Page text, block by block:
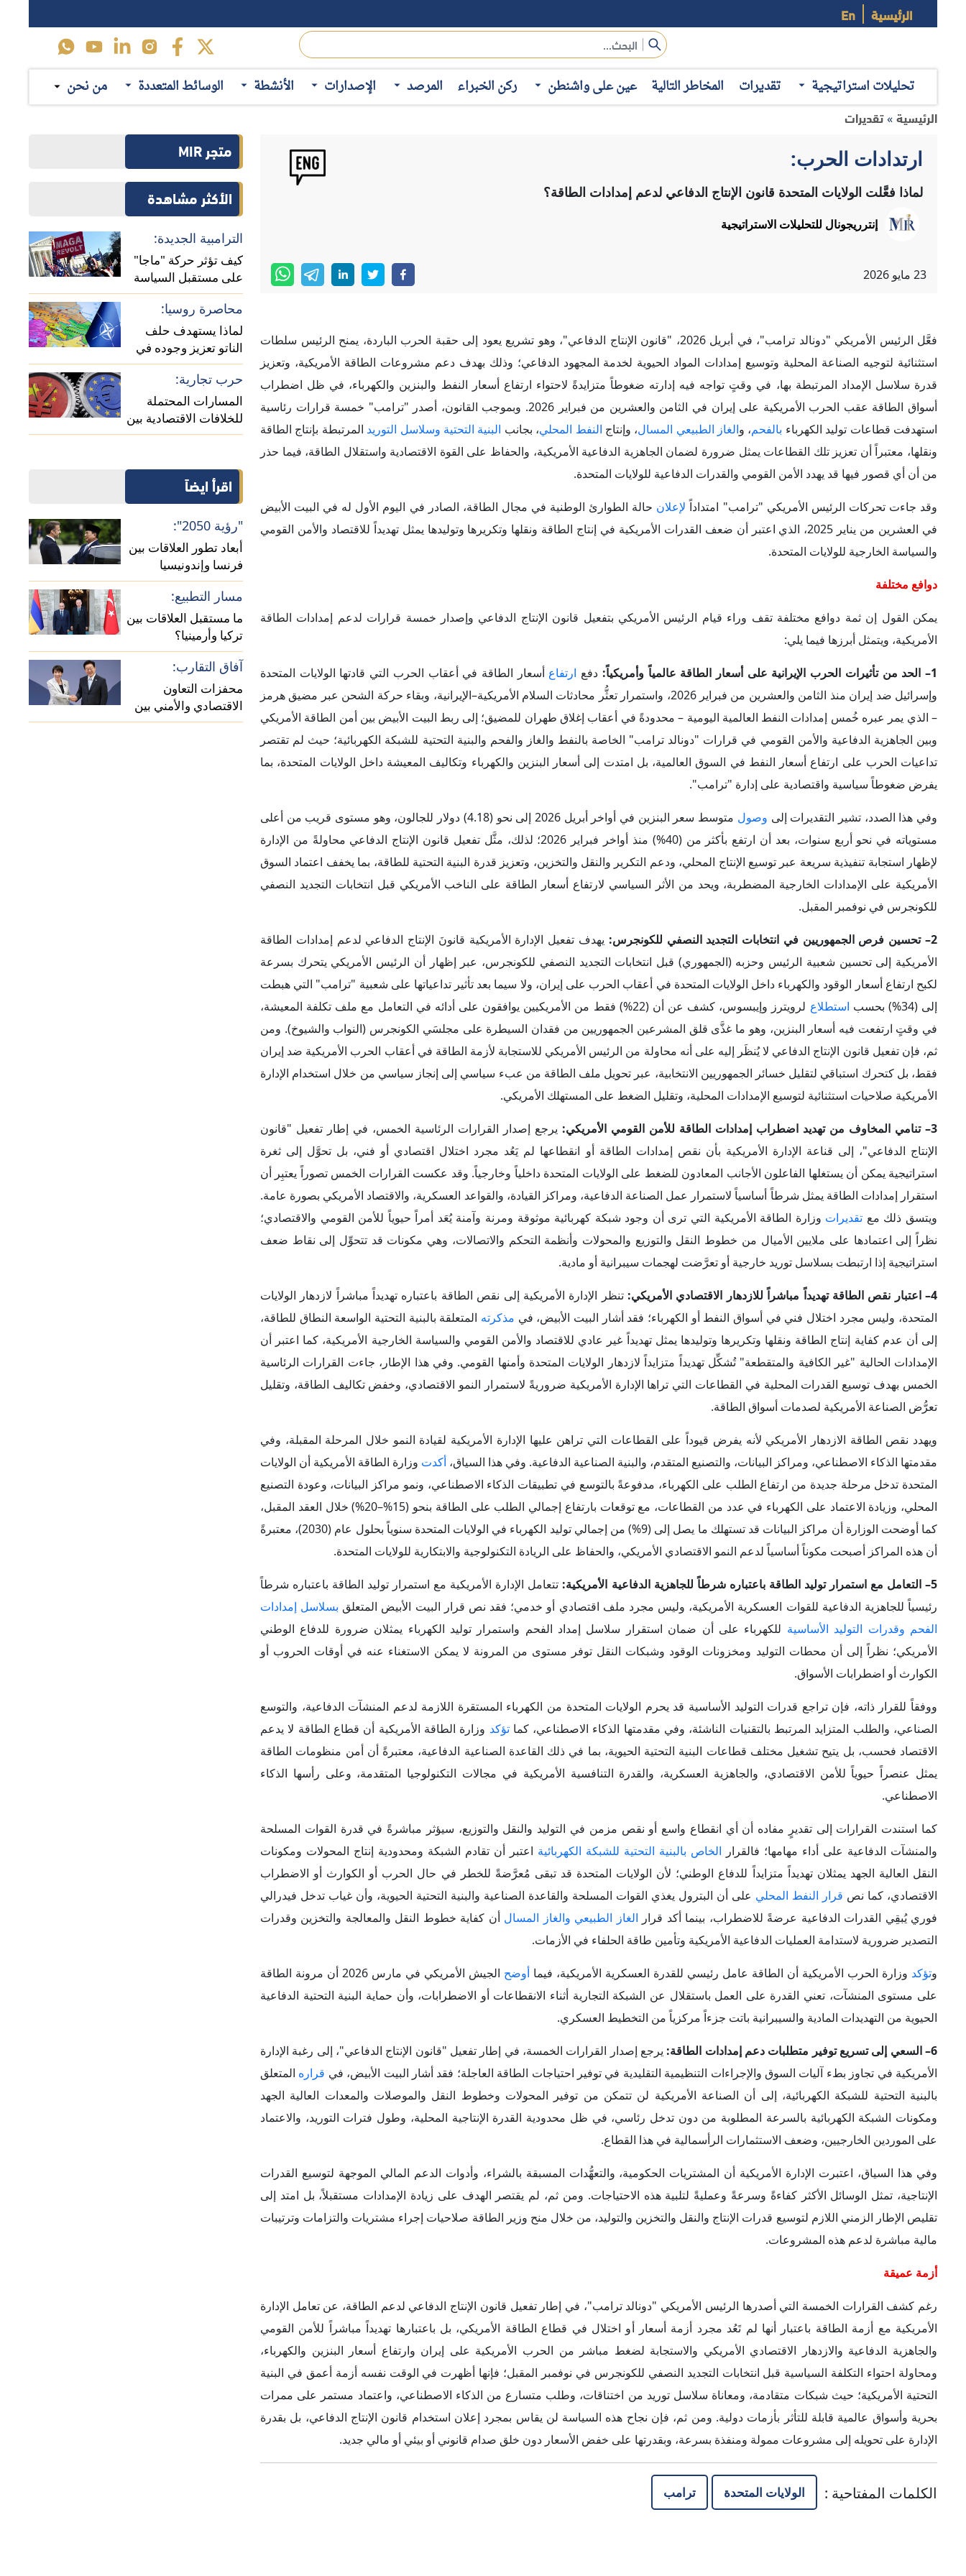
الرئيسية En
تحليلات استراتيجية تقديرات المخاطر التالية عين على واشنطن ركن الخبراء المرصد الإصدارات الأنشطة الوسائط المتعددة من نحن
الرئيسية » تقديرات
ارتدادات الحرب:
لماذا فعَّلت الولايات المتحدة قانون الإنتاج الدفاعي لدعم إمدادات الطاقة؟
إنترريجونال للتحليلات الاستراتيجية
23 مايو 2026
فعَّل الرئيس الأمريكي "دونالد ترامب"، في أبريل 2026، "قانون الإنتاج الدفاعي"، وهو تشريع يعود إلى حقبة الحرب الباردة، يمنح الرئيس سلطات
استثنائية لتوجيه الصناعة المحلية وتوسيع إمدادات المواد الحيوية لخدمة المجهود الدفاعي؛ وذلك بهدف دعم مشروعات الطاقة الأمريكية، وتعزيز
قدرة سلاسل الإمداد المرتبطة بها، في وقتٍ تواجه فيه إدارته ضغوطاً متزايدةً لاحتواء ارتفاع أسعار النفط والبنزين والكهرباء، في ظل اضطراب
أسواق الطاقة عقب الحرب الأمريكية على إيران في الثامن والعشرين من فبراير 2026. وبموجب القانون، أصدر "ترامب" خمسة قرارات رئاسية
استهدفت قطاعات توليد الكهرباء بالفحم، والغاز الطبيعي المسال، وإنتاج النفط المحلي، بجانب البنية التحتية وسلاسل التوريد المرتبطة بإنتاج الطاقة
ونقلها، معتبراً أن تعزيز تلك القطاعات يمثل ضرورة لضمان الجاهزية الدفاعية الأمريكية، والحفاظ على القوة الاقتصادية واستقلال الطاقة، فيما حذر
من أن أي قصور فيها قد يهدد الأمن القومي والقدرات الدفاعية للولايات المتحدة.
وقد جاءت تحركات الرئيس الأمريكي "ترامب" امتداداً لإعلان حالة الطوارئ الوطنية في مجال الطاقة، الصادر في اليوم الأول له في البيت الأبيض
في العشرين من يناير 2025، الذي اعتبر أن ضعف القدرات الأمريكية في إنتاج الطاقة ونقلها وتكريرها وتوليدها يمثل تهديداً للاقتصاد والأمن القومي
والسياسة الخارجية للولايات المتحدة.
دوافع مختلفة
يمكن القول إن ثمة دوافع مختلفة تقف وراء قيام الرئيس الأمريكي بتفعيل قانون الإنتاج الدفاعي وإصدار خمسة قرارات لدعم إمدادات الطاقة
الأمريكية، ويتمثل أبرزها فيما يلي:
1– الحد من تأثيرات الحرب الإيرانية على أسعار الطاقة عالمياً وأمريكياً: دفع ارتفاع أسعار الطاقة في أعقاب الحرب التي قادتها الولايات المتحدة
وإسرائيل ضد إيران منذ الثامن والعشرين من فبراير 2026، واستمرار تعثُّر محادثات السلام الأمريكية–الإيرانية، وبقاء حركة الشحن عبر مضيق هرمز
– الذي يمر عبره خُمس إمدادات النفط العالمية اليومية – محدودةً في أعقاب إغلاق طهران للمضيق؛ إلى ربط البيت الأبيض بين أمن الطاقة الأمريكي
وبين الجاهزية الدفاعية والأمن القومي في قرارات "دونالد ترامب" الخاصة بالنفط والغاز والفحم والبنية التحتية للشبكة الكهربائية؛ حيث لم تقتصر
تداعيات الحرب على ارتفاع أسعار النفط في السوق العالمية، بل امتدت إلى أسعار البنزين والكهرباء وتكاليف المعيشة داخل الولايات المتحدة، بما
يفرض ضغوطاً سياسية واقتصادية على إدارة "ترامب".
وفي هذا الصدد، تشير التقديرات إلى وصول
متوسط سعر البنزين في أواخر أبريل 2026 إلى نحو (4.18) دولار للجالون، وهو مستوى قريب من أعلى
مستوياته في نحو أربع سنوات، بعد أن ارتفع بأكثر من (40%) منذ أواخر فبراير 2026؛ لذلك، مثَّل تفعيل قانون الإنتاج الدفاعي محاولةً من الإدارة
لإظهار استجابة تنفيذية سريعة عبر توسيع الإنتاج المحلي، ودعم التكرير والنقل والتخزين، وتعزيز قدرة البنية التحتية للطاقة، بما يخفف اعتماد السوق
الأمريكية على الإمدادات الخارجية المضطربة، ويحد من الأثر السياسي لارتفاع أسعار الطاقة على الناخب الأمريكي قبل انتخابات التجديد النصفي
للكونجرس في نوفمبر المقبل.
2– تحسين فرص الجمهوريين في انتخابات التجديد النصفي للكونجرس:
يهدف تفعيل الإدارة الأمريكية قانونَ الإنتاج الدفاعي لدعم إمدادات الطاقة
الأمريكية إلى تحسين شعبية الرئيس وحزبه (الجمهوري) قبل انتخابات التجديد النصفي للكونجرس، عبر إظهار أن الرئيس الأمريكي يتحرك بسرعة
لكبح ارتفاع أسعار الوقود والكهرباء داخل الولايات المتحدة في أعقاب الحرب على إيران، ولا سيما بعد تأثير تداعياتها على شعبية "ترامب" التي هبطت
إلى (34%) بحسب
استطلاع
لرويترز وإيبسوس، كشف عن أن (22%) فقط من الأمريكيين يوافقون على أدائه في التعامل مع ملف تكلفة المعيشة،
في وقتٍ ارتفعت فيه أسعار البنزين، وهو ما غذَّى قلق المشرعين الجمهوريين من فقدان السيطرة على مجلسَي الكونجرس (النواب والشيوخ). ومن
ثم، فإن تفعيل قانون الإنتاج الدفاعي لا يُنظَر إليه على أنه محاولة من الرئيس الأمريكي للاستجابة لأزمة الطاقة في أعقاب الحرب الأمريكية ضد إيران
فقط، بل كتحرك استباقي لتقليل خسائر الجمهوريين الانتخابية، عبر تحويل ملف الطاقة من عبء سياسي إلى إنجاز سياسي من خلال استخدام الإدارة
الأمريكية صلاحيات استثنائية لتوسيع الإمدادات المحلية، وتقليل الضغط على المستهلك الأمريكي.
3– تنامي المخاوف من تهديد اضطراب إمدادات الطاقة للأمن القومي الأمريكي:
يرجع إصدار القرارات الرئاسية الخمس، في إطار تفعيل "قانون
الإنتاج الدفاعي"، إلى قناعة الإدارة الأمريكية بأن نقص إمدادات الطاقة أو انقطاعها لم يَعُد مجرد اختلال اقتصادي أو فني، بل تحوَّل إلى ثغرة
استراتيجية يمكن أن يستغلها الفاعلون الأجانب المعادون للضغط على الولايات المتحدة داخلياً وخارجياً. وقد عكست القرارات الخمس تصوراً يعتبِر أن
استقرار إمدادات الطاقة يمثل شرطاً أساسياً لاستمرار عمل الصناعة الدفاعية، ومراكز القيادة، والقواعد العسكرية، والاقتصاد الأمريكي بصورة عامة.
ويتسق ذلك مع تقديرات وزارة الطاقة الأمريكية التي ترى أن وجود شبكة كهربائية موثوقة ومرنة وآمنة يُعَد أمراً حيوياً للأمن القومي والاقتصادي؛
نظراً إلى اعتمادها على ملايين الأميال من خطوط النقل والتوزيع والمحولات وأنظمة التحكم والاتصالات، وهي مكونات قد تتحوِّل إلى نقاط ضعف
استراتيجية إذا ارتبطت بسلاسل توريد خارجية أو تعرَّضت لهجمات سيبرانية أو مادية.
4– اعتبار نقص الطاقة تهديداً مباشراً للازدهار الاقتصادي الأمريكي:
تنظر الإدارة الأمريكية إلى نقص الطاقة باعتباره تهديداً مباشراً لازدهار الولايات
المتحدة، وليس مجرد اختلال فني في أسواق النفط أو الكهرباء؛ فقد أشار البيت الأبيض، في مذكرته المتعلقة بالبنية التحتية الواسعة النطاق للطاقة،
إلى أن عدم كفاية إنتاج الطاقة ونقلها وتكريرها وتوليدها يمثل تهديداً غير عادي للاقتصاد والأمن القومي والسياسة الخارجية الأمريكية، كما اعتبر أن
الإمدادات الحالية "غير الكافية والمتقطعة" تُشكِّل تهديداً متزايداً لازدهار الولايات المتحدة وأمنها القومي. وفي هذا الإطار، جاءت القرارات الرئاسية
الخمس بهدف توسيع القدرات المحلية في القطاعات التي تراها الإدارة الأمريكية ضروريةً لاستمرار النمو الاقتصادي، وخفض تكاليف الطاقة، وتقليل
تعرُّض الصناعة الأمريكية لصدمات أسواق الطاقة.
ويهدد نقص الطاقة الازدهار الأمريكي لأنه يفرض قيوداً على القطاعات التي تراهن عليها الإدارة الأمريكية لقيادة النمو خلال المرحلة المقبلة، وفي
مقدمتها الذكاء الاصطناعي، ومراكز البيانات، والتصنيع المتقدم، والبنية الصناعية الدفاعية. وفي هذا السياق، أكدت وزارة الطاقة الأمريكية أن الولايات
المتحدة تدخل مرحلة جديدة من ارتفاع الطلب على الكهرباء، مدفوعةً بالتوسع في تطبيقات الذكاء الاصطناعي، ونمو مراكز البيانات، وعودة التصنيع
المحلي، وزيادة الاعتماد على الكهرباء في عدد من القطاعات، مع توقعات بارتفاع إجمالي الطلب على الطاقة بنحو (15%–20%) خلال العقد المقبل،
كما أوضحت الوزارة أن مراكز البيانات قد تستهلك ما يصل إلى (9%) من إجمالي توليد الكهرباء في الولايات المتحدة سنوياً بحلول عام (2030)، معتبرةً
أن هذه المراكز أصبحت مكوناً أساسياً لدعم النمو الاقتصادي الأمريكي، والحفاظ على الريادة التكنولوجية والابتكارية للولايات المتحدة.
5– التعامل مع استمرار توليد الطاقة باعتباره شرطاً للجاهزية الدفاعية الأمريكية:
تتعامل الإدارة الأمريكية مع استمرار توليد الطاقة باعتباره شرطاً
رئيسياً للجاهزية الدفاعية للقوات العسكرية الأمريكية، وليس مجرد ملف اقتصادي أو خدمي؛ فقد نص قرار البيت الأبيض المتعلق بسلاسل إمدادات
الفحم وقدرات التوليد الأساسية للكهرباء على أن ضمان استقرار سلاسل إمداد الفحم واستمرار توليد الكهرباء يمثلان ضرورة للدفاع الوطني
الأمريكي؛ نظراً إلى أن محطات التوليد ومخزونات الوقود وشبكات النقل توفر مستوى من المرونة لا يمكن الاستغناء عنه في أوقات الحروب أو
الكوارث أو اضطرابات الأسواق.
ووفقاً للقرار ذاته، فإن تراجع قدرات التوليد الأساسية قد يحرم الولايات المتحدة من الكهرباء المستقرة اللازمة لدعم المنشآت الدفاعية، والتوسع
الصناعي، والطلب المتزايد المرتبط بالتقنيات الناشئة، وفي مقدمتها الذكاء الاصطناعي، كماتؤكد وزارة الطاقة الأمريكية أن قطاع الطاقة لا يدعم
الاقتصاد فحسب، بل يتيح تشغيل مختلف قطاعات البنية التحتية الحيوية، بما في ذلك القاعدة الصناعية الدفاعية، معتبرةً أن أمن منظومات الطاقة
يمثل عنصراً حيوياً للأمن الاقتصادي، والجاهزية العسكرية، والقدرة التنافسية الأمريكية في مجالات التكنولوجيا المتقدمة، وعلى رأسها الذكاء
الاصطناعي.
كما استندت القرارات إلى تقديرٍ مفاده أن أي انقطاع واسع أو نقص مزمن في التوليد والنقل والتوزيع، سيؤثر مباشرةً في قدرة القوات المسلحة
والمنشآت الدفاعية على أداء مهامها؛ فالقرار الخاص بالبنية التحتية للشبكة الكهربائية اعتبر أن تقادم الشبكة ومحدودية إنتاج المحولات ومكونات
النقل العالية الجهد يمثلان تهديداً متزايداً للدفاع الوطني؛ لأن الولايات المتحدة قد تبقى مُعرَّضةً للخطر في حال الحرب أو الكوارث أو الاضطراب
الاقتصادي، كما نص قرار النفط المحلي على أن البترول يغذي القوات المسلحة والقاعدة الصناعية والبنية التحتية الحيوية، وأن غياب تدخل فيدرالي
فوري يُبقِي القدرات الدفاعية عرضةً للاضطراب، بينما أكد قرار الغاز الطبيعي والغاز المسال أن كفاية خطوط النقل والمعالجة والتخزين وقدرات
التصدير ضرورية لاستدامة العمليات الدفاعية الأمريكية وتأمين طاقة الحلفاء في الأزمات.
وتؤكد وزارة الحرب الأمريكية أن الطاقة عامل رئيسي للقدرة العسكرية الأمريكية، فيما أوضح
الجيش الأمريكي في مارس 2026 أن مرونة الطاقة
على مستوى المنشآت، تعني القدرة على العمل باستقلال عن الشبكة التجارية أثناء الانقطاعات أو الاضطرابات، وأن حماية البنية التحتية الدفاعية
الحيوية من التهديدات المادية والسيبرانية باتت جزءاً مركزياً من التخطيط العسكري.
6– السعي إلى تسريع توفير متطلبات دعم إمدادات الطاقة:
يرجع إصدار القرارات الخمسة، في إطار تفعيل "قانون الإنتاج الدفاعي"، إلى رغبة الإدارة
الأمريكية في تجاوز بطء آليات السوق والإجراءات التنظيمية التقليدية في توفير احتياجات الطاقة العاجلة؛ فقد أشار البيت الأبيض، في قراره المتعلق
بالبنية التحتية للشبكة الكهربائية، إلى أن الصناعة الأمريكية لن تتمكن من توفير المحولات وخطوط النقل والموصلات والمعدات العالية الجهد
ومكونات الشبكة الكهربائية بالسرعة المطلوبة من دون تدخل رئاسي، في ظل محدودية القدرة الإنتاجية المحلية، وطول فترات التوريد، والاعتماد
على الموردين الخارجيين، وضعف الاستثمارات الرأسمالية في هذا القطاع.
وفي هذا السياق، اعتبرت الإدارة الأمريكية أن المشتريات الحكومية، والتعهُّدات المسبقة بالشراء، وأدوات الدعم المالي الموجهة لتوسيع القدرات
الإنتاجية، تمثل الوسائل الأكثر كفاءةً وسرعةً وعمليةً لتلبية هذه الاحتياجات. ومن ثم، لم يقتصر الهدف على زيادة الإمدادات مستقبلاً، بل امتد إلى
تقليص الإطار الزمني اللازم لتوسيع قدرات الإنتاج والنقل والتخزين والتوليد، من خلال منح وزير الطاقة صلاحيات إجراء مشتريات والتزامات وترتيبات
مالية مباشرة لدعم هذه المشروعات.
أزمة عميقة
رغم كشف القرارات الخمسة التي أصدرها الرئيس الأمريكي "دونالد ترامب"، في إطار تفعيل قانون الإنتاج الدفاعي لدعم الطاقة، عن تعامل الإدارة
الأمريكية مع أزمة الطاقة باعتبار أنها لم تَعُد مجرد أزمة أسعار أو اختلال في قطاع الطاقة الأمريكي، بل باعتبارها تهديداً مباشراً للأمن القومي
والجاهزية الدفاعية والازدهار الاقتصادي الأمريكي والاستجابة لضغط مباشر من الحرب الأمريكية على إيران وارتفاع أسعار البنزين والكهرباء،
ومحاولة احتواء التكلفة السياسية قبل انتخابات التجديد النصفي للكونجرس في نوفمبر المقبل؛ فإنها أظهرت في الوقت نفسه أزمة أعمق في البنية
التحتية الأمريكية؛ حيث شبكات متقادمة، ومعاناة سلاسل توريد من اختناقات، وطلب متسارع من الذكاء الاصطناعي، واعتماد مستمر على ممرات
بحرية وأسواق عالمية قابلة للتأثر بأزمات دولية. ومن ثم، فإن نجاح هذه السياسة لن يقاس بمجرد إعلان استخدام قانون الإنتاج الدفاعي، بل بقدرة
الإدارة على تحويله إلى مشروعات ممولة ومنفذة بسرعة، وبقدرتها على خفض الأسعار دون خلق صدام قانوني أو بيئي أو مالي جديد.
الكلمات المفتاحية : الولايات المتحدة ترامب
متجر MIR
الأكثر مشاهدة
الترامبية الجديدة:
كيف تؤثر حركة "ماجا"
على مستقبل السياسة
الأمريكية في أفريقيا؟
محاصرة روسيا:
لماذا يستهدف حلف
الناتو تعزيز وجوده في
منطقة القوقاز؟
حرب تجارية:
المسارات المحتملة
للخلافات الاقتصادية بين
الصين وأوروبا
اقرأ ايضاً
"رؤية 2050":
أبعاد تطور العلاقات بين
فرنسا وإندونيسيا
مسار التطبيع:
ما مستقبل العلاقات بين
تركيا وأرمينيا؟
آفاق التقارب:
محفزات التعاون
الاقتصادي والأمني بين
اليابان وكوريا الجنوبية